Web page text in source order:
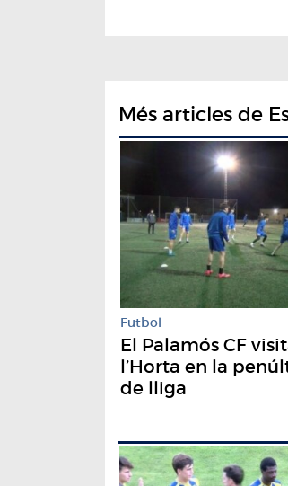
Més articles de
Futbol
El Palamós CF
l’Horta en la
de lliga